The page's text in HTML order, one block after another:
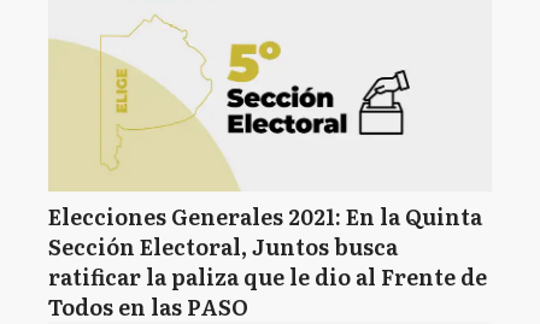
Elecciones Generales 2021: En la Quinta
Sección Electoral, Juntos busca
ratificar la paliza que le dio al Frente de
Todos en las PASO